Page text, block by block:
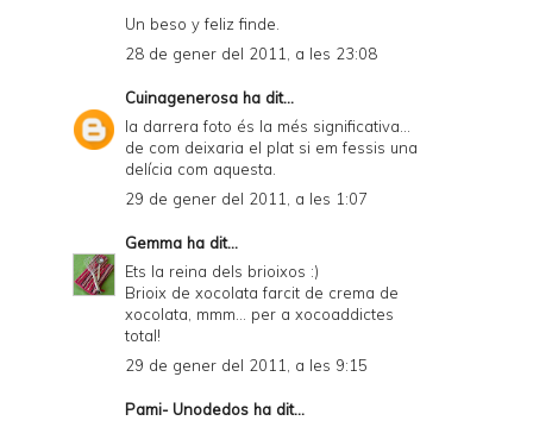
Un beso y feliz finde.
28 de gener del 2011, a les 23:08
Cuinagenerosa ha dit...
la darrera foto és la més significativa...
de com deixaria el plat si em fessis una
delícia com aquesta.
29 de gener del 2011, a les 1:07
Gemma ha dit...
Ets la reina dels brioixos :)
Brioix de xocolata farcit de crema de
xocolata, mmm... per a xocoaddictes
total!
29 de gener del 2011, a les 9:15
Pami- Unodedos ha dit...